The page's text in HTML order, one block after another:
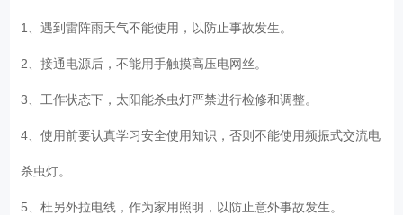
1、遇到雷阵雨天气不能使用，以防止事故发生。
2、接通电源后，不能用手触摸高压电网丝。
3、工作状态下，太阳能杀虫灯严禁进行检修和调整。
4、使用前要认真学习安全使用知识，否则不能使用频振式交流电
杀虫灯。
5、杜另外拉电线，作为家用照明，以防止意外事故发生。